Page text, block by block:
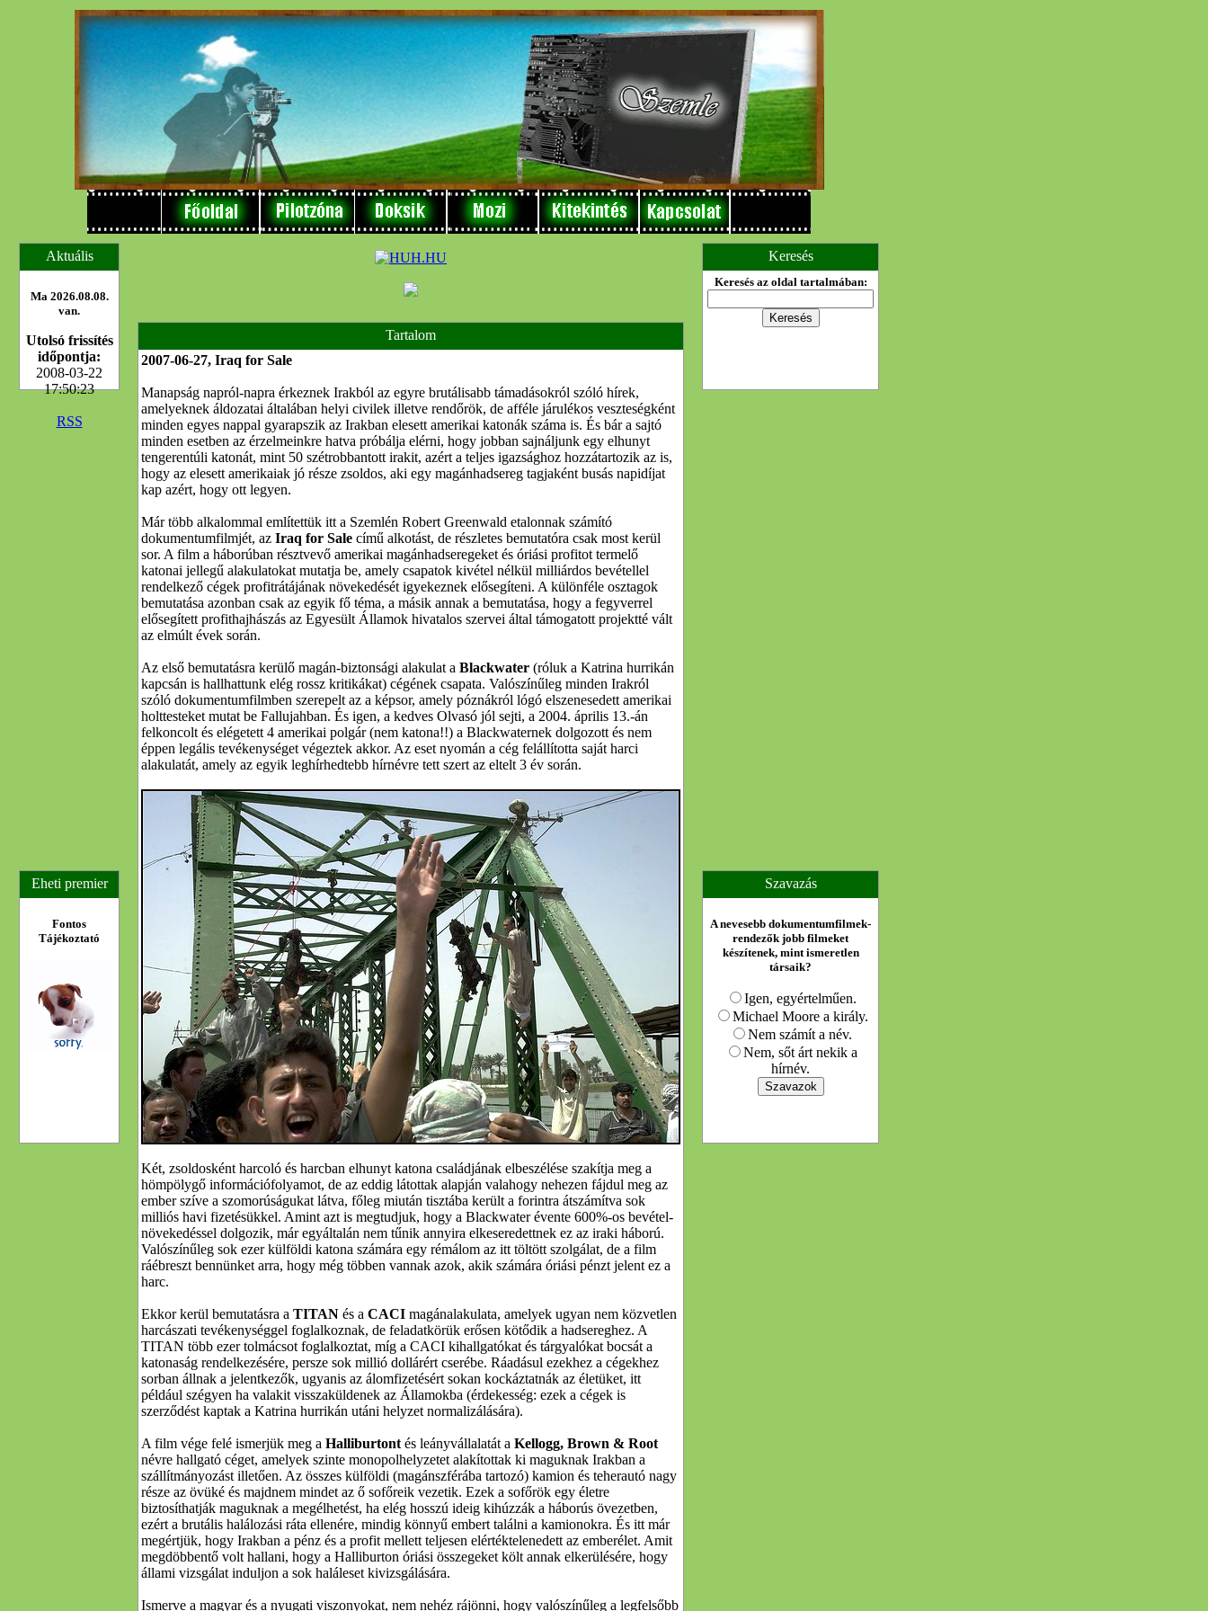
Aktuális
Ma 2026.08.08.
van.
Utolsó frissítés
időpontja:
2008-03-22
17:50:23
RSS
Tartalom
2007-06-27, Iraq for Sale
Manapság napról-napra érkeznek Irakból az egyre brutálisabb támadásokról szóló hírek,
amelyeknek áldozatai általában helyi civilek illetve rendőrök, de afféle járulékos veszteségként
minden egyes nappal gyarapszik az Irakban elesett amerikai katonák száma is. És bár a sajtó
minden esetben az érzelmeinkre hatva próbálja elérni, hogy jobban sajnáljunk egy elhunyt
tengerentúli katonát, mint 50 szétrobbantott irakit, azért a teljes igazsághoz hozzátartozik az is,
hogy az elesett amerikaiak jó része zsoldos, aki egy magánhadsereg tagjaként busás napidíjat
kap azért, hogy ott legyen.
Már több alkalommal említettük itt a Szemlén Robert Greenwald etalonnak számító
dokumentumfilmjét, az Iraq for Sale című alkotást, de részletes bemutatóra csak most kerül
sor. A film a háborúban résztvevő amerikai magánhadseregeket és óriási profitot termelő
katonai jellegű alakulatokat mutatja be, amely csapatok kivétel nélkül milliárdos bevétellel
rendelkező cégek profitrátájának növekedését igyekeznek elősegíteni. A különféle osztagok
bemutatása azonban csak az egyik fő téma, a másik annak a bemutatása, hogy a fegyverrel
elősegített profithajhászás az Egyesült Államok hivatalos szervei által támogatott projektté vált
az elmúlt évek során.
Az első bemutatásra kerülő magán-biztonsági alakulat a Blackwater (róluk a Katrina hurrikán
kapcsán is hallhattunk elég rossz kritikákat) cégének csapata. Valószínűleg minden Irakról
szóló dokumentumfilmben szerepelt az a képsor, amely póznákról lógó elszenesedett amerikai
holttesteket mutat be Fallujahban. És igen, a kedves Olvasó jól sejti, a 2004. április 13.-án
felkoncolt és elégetett 4 amerikai polgár (nem katona!!) a Blackwaternek dolgozott és nem
éppen legális tevékenységet végeztek akkor. Az eset nyomán a cég felállította saját harci
alakulatát, amely az egyik leghírhedtebb hírnévre tett szert az eltelt 3 év során.
Két, zsoldosként harcoló és harcban elhunyt katona családjának elbeszélése szakítja meg a
hömpölygő információfolyamot, de az eddig látottak alapján valahogy nehezen fájdul meg az
ember szíve a szomorúságukat látva, főleg miután tisztába került a forintra átszámítva sok
milliós havi fizetésükkel. Amint azt is megtudjuk, hogy a Blackwater évente 600%-os bevétel-
növekedéssel dolgozik, már egyáltalán nem tűnik annyira elkeseredettnek ez az iraki háború.
Valószínűleg sok ezer külföldi katona számára egy rémálom az itt töltött szolgálat, de a film
ráébreszt bennünket arra, hogy még többen vannak azok, akik számára óriási pénzt jelent ez a
harc.
Ekkor kerül bemutatásra a TITAN és a CACI magánalakulata, amelyek ugyan nem közvetlen
harcászati tevékenységgel foglalkoznak, de feladatkörük erősen kötődik a hadsereghez. A
TITAN több ezer tolmácsot foglalkoztat, míg a CACI kihallgatókat és tárgyalókat bocsát a
katonaság rendelkezésére, persze sok millió dollárért cserébe. Ráadásul ezekhez a cégekhez
sorban állnak a jelentkezők, ugyanis az álomfizetésért sokan kockáztatnák az életüket, itt
például szégyen ha valakit visszaküldenek az Államokba (érdekesség: ezek a cégek is
szerződést kaptak a Katrina hurrikán utáni helyzet normalizálására).
A film vége felé ismerjük meg a Halliburtont és leányvállalatát a Kellogg, Brown & Root
névre hallgató céget, amelyek szinte monopolhelyzetet alakítottak ki maguknak Irakban a
szállítmányozást illetően. Az összes külföldi (magánszférába tartozó) kamion és teherautó nagy
része az övüké és majdnem mindet az ő sofőreik vezetik. Ezek a sofőrök egy életre
biztosíthatják maguknak a megélhetést, ha elég hosszú ideig kihúzzák a háborús övezetben,
ezért a brutális halálozási ráta ellenére, mindig könnyű embert találni a kamionokra. És itt már
megértjük, hogy Irakban a pénz és a profit mellett teljesen elértéktelenedett az emberélet. Amit
megdöbbentő volt hallani, hogy a Halliburton óriási összegeket költ annak elkerülésére, hogy
állami vizsgálat induljon a sok haláleset kivizsgálására.
Ismerve a magyar és a nyugati viszonyokat, nem nehéz rájönni, hogy valószínűleg a legfelsőbb
Keresés
Keresés az oldal tartalmában:
Eheti premier
Fontos
Tájékoztató
Szavazás
A nevesebb dokumentumfilmek-
rendezők jobb filmeket
készítenek, mint ismeretlen
társaik?
Igen, egyértelműen.
Michael Moore a király.
Nem számít a név.
Nem, sőt árt nekik a
hírnév.